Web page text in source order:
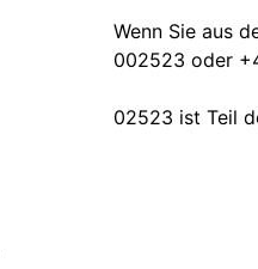
Wenn Sie aus
002523 oder
02523 ist Teil